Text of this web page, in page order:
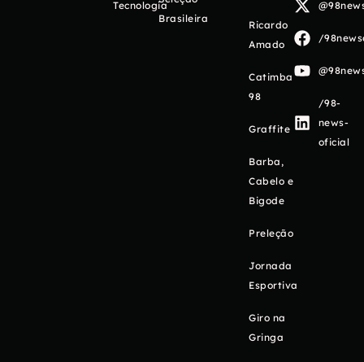
Tecnologia
Brasileira
Ricardo
Amado
Catimba
98
Graffite
Barba,
Cabelo e
Bigode
Preleção
Jornada
Esportiva
Giro na
Gringa
/
/98-
news-
oficial